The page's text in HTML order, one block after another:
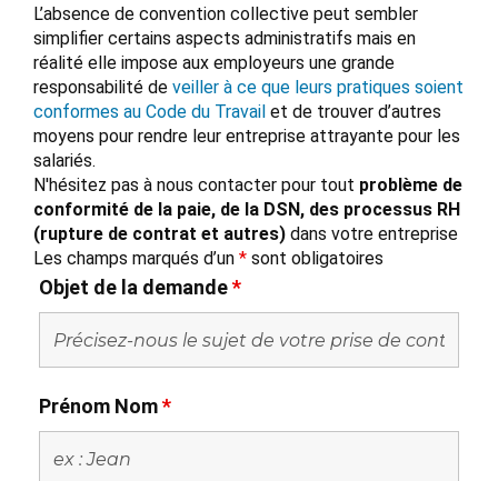
L’absence de convention collective peut sembler
simplifier certains aspects administratifs mais en
réalité elle impose aux employeurs une grande
responsabilité de veiller à ce que leurs pratiques soient
conformes au Code du Travail et de trouver d’autres
moyens pour rendre leur entreprise attrayante pour les
salariés.
N'hésitez pas à nous contacter pour tout problème de
conformité de la paie, de la DSN, des processus RH
(rupture de contrat et autres) dans votre entreprise
Les champs marqués d’un * sont obligatoires
Objet de la demande*
Prénom Nom*